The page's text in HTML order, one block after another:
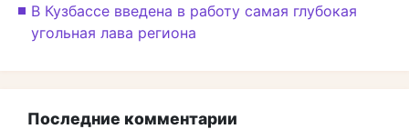
В Кузбассе введена в работу самая глубокая
угольная лава региона
Последние комментарии